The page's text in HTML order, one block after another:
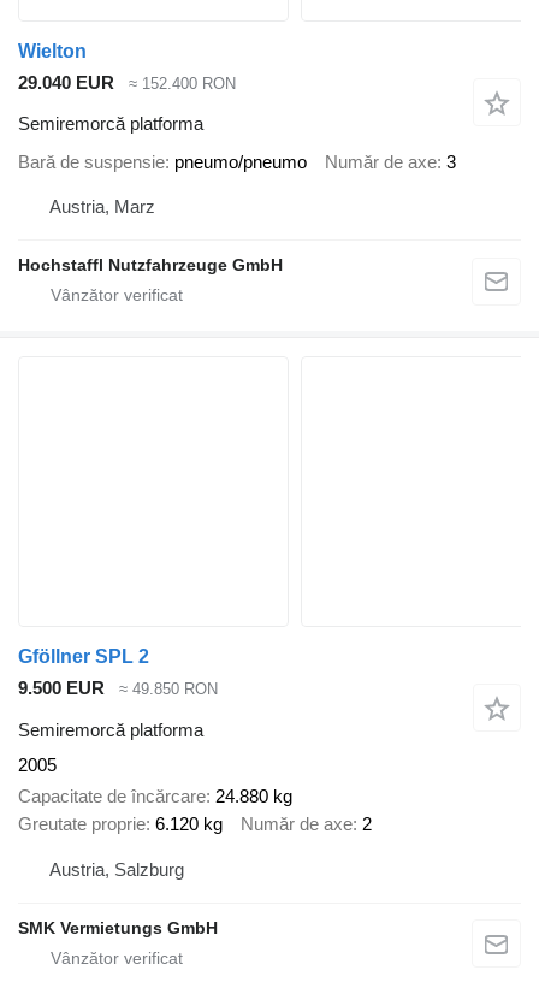
Wielton
29.040 EUR
≈ 152.400 RON
Semiremorcă platforma
Bară de suspensie pneumo/pneumo Număr de axe 3
Austria, Marz
Hochstaffl Nutzfahrzeuge GmbH
Gföllner SPL 2
9.500 EUR
≈ 49.850 RON
Semiremorcă platforma
2005
Capacitate de încărcare 24.880 kg
Greutate proprie 6.120 kg Număr de axe 2
Austria, Salzburg
SMK Vermietungs GmbH